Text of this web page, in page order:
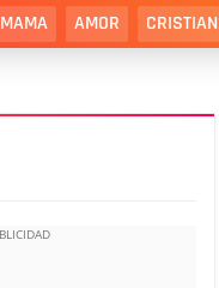
MAMA AMOR